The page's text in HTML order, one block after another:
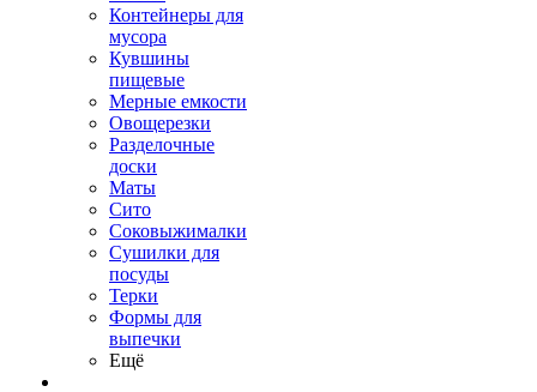
Контейнеры для
мусора
Кувшины
пищевые
Мерные емкости
Овощерезки
Разделочные
доски
Маты
Сито
Соковыжималки
Сушилки для
посуды
Терки
Формы для
выпечки
Ещё